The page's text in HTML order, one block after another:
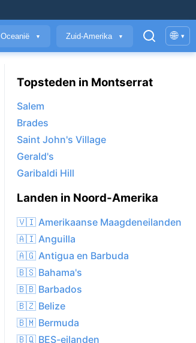
Oceanië ▼ Zuid-Amerika ▼ 🌐 ▾
Topsteden in Montserrat
Salem
Brades
Saint John's Village
Gerald's
Garibaldi Hill
Landen in Noord-Amerika
🇻🇮 Amerikaanse Maagdeneilanden
🇦🇮 Anguilla
🇦🇬 Antigua en Barbuda
🇧🇸 Bahama's
🇧🇧 Barbados
🇧🇿 Belize
🇧🇲 Bermuda
🇧🇶 BES-eilanden